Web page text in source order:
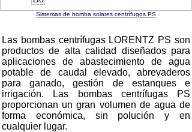
Las bombas centrífugas LORENTZ PS son
productos de alta calidad diseñados para
aplicaciones de abastecimiento de agua
potable de caudal elevado, abrevaderos
para ganado, gestión de estanques e
irrigación. Las bombas centrífugas PS
proporcionan un gran volumen de agua de
forma económica, sin polución y en
cualquier lugar.
Sistemas de bomba solares centrífugos PS